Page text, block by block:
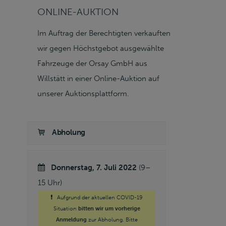
ONLINE-AUKTION
Im Auftrag der Berechtigten verkauften
wir gegen Höchstgebot ausgewählte
Fahrzeuge der Orsay GmbH aus
Willstätt in einer Online-Auktion auf
unserer Auktionsplattform.
Abholung
Donnerstag, 7. Juli 2022 (9–
15 Uhr)
Aufgrund der aktuellen COVID-19
Situation bitten wir um vorherige
Anmeldung zur Abholung. Bitte